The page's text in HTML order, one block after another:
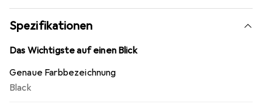
bieten. Der Kordelzug am Beinsaum ermöglicht eine
individuelle Anpassung, um den Tragekomfort zu erhöhen.
Mit ihrem wasserabweisenden Material ist die Xert III
Stretch bestens für wechselhafte Wetterbedingungen
Camping.
Spezifikationen
Das Wichtigste auf einen Blick
Genaue Farbbezeichnung
Black